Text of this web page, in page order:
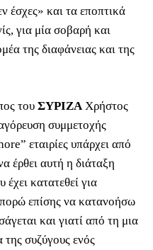
έσχες» και τα εποπτικά
για μία σοβαρή και
της διαφάνειας και της
του ΣΥΡΙΖΑΧρήστος
συμμετοχής
εταιρίες υπάρχει από
έρθει αυτή η διάταξη
κατατεθεί για
επίσης να κατανοήσω
και γιατί από τη μια
της συζύγους ενός